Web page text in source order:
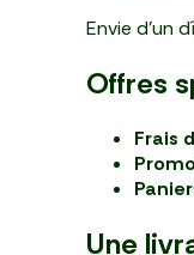
Envie d’un
Offres
Frais
Une